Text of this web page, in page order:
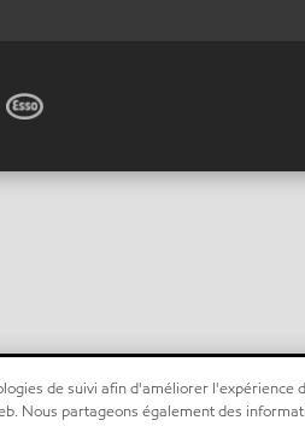
de suivi afin d'améliorer l'expérience
Nous partageons également des